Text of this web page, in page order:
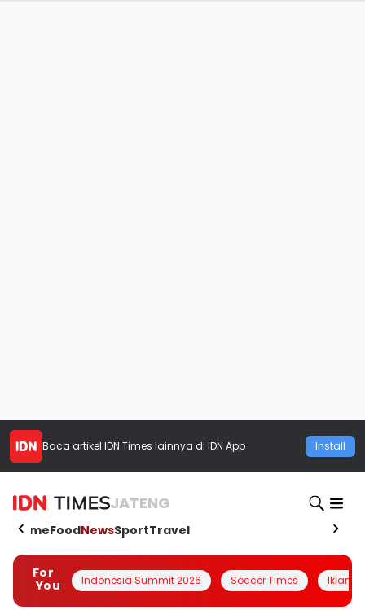
Baca artikel IDN Times lainnya di IDN App Install
JATENG
HomeFoodNewsSportTravel
For
You
Indonesia Summit 2026 Soccer Times Iklanin